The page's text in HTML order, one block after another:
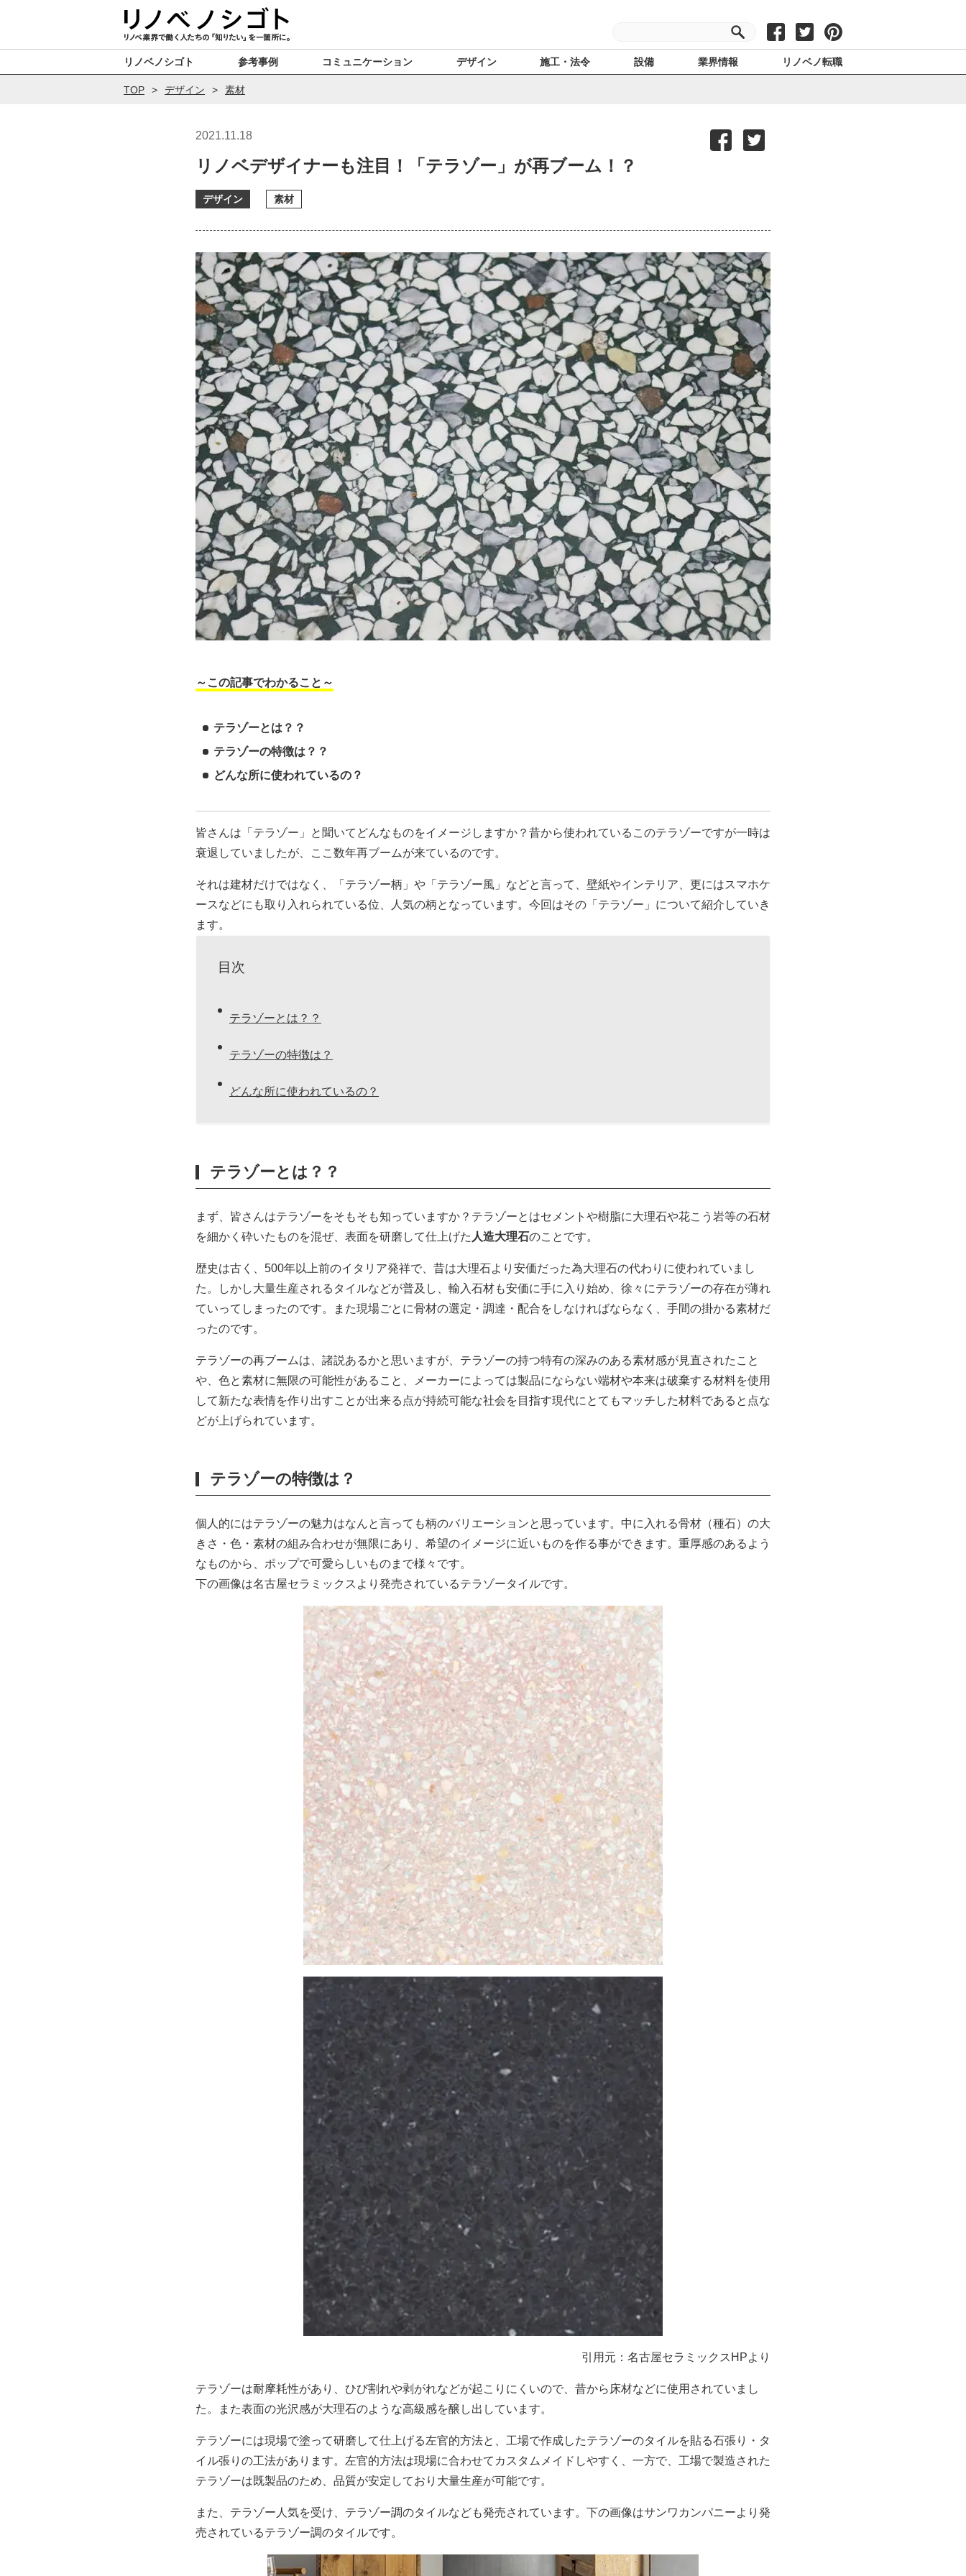
リノベノシゴト 参考事例 コミュニケーション デザイン 施工・法令 設備 業界情報 リノベノ転職
TOP デザイン 素材
2021.11.18
リノベデザイナーも注目！「テラゾー」が再ブーム！？
デザイン 素材
～この記事でわかること～
テラゾーとは？？
テラゾーの特徴は？？
どんな所に使われているの？
皆さんは「テラゾー」と聞いてどんなものをイメージしますか？昔から使われているこのテラゾーですが一時は
衰退していましたが、ここ数年再ブームが来ているのです。
それは建材だけではなく、「テラゾー柄」や「テラゾー風」などと言って、壁紙やインテリア、更にはスマホケ
ースなどにも取り入れられている位、人気の柄となっています。今回はその「テラゾー」について紹介していき
ます。
目次
テラゾーとは？？
テラゾーの特徴は？
どんな所に使われているの？
テラゾーとは？？
まず、皆さんはテラゾーをそもそも知っていますか？テラゾーとはセメントや樹脂に大理石や花こう岩等の石材
を細かく砕いたものを混ぜ、表面を研磨して仕上げた 人造大理石のことです。
歴史は古く、500年以上前のイタリア発祥で、昔は大理石より安価だった為大理石の代わりに使われていまし
た。しかし大量生産されるタイルなどが普及し、輸入石材も安価に手に入り始め、徐々にテラゾーの存在が薄れ
ていってしまったのです。また現場ごとに骨材の選定・調達・配合をしなければならなく、手間の掛かる素材だ
ったのです。
テラゾーの再ブームは、諸説あるかと思いますが、テラゾーの持つ特有の深みのある素材感が見直されたこと
や、色と素材に無限の可能性があること、メーカーによっては製品にならない端材や本来は破棄する材料を使用
して新たな表情を作り出すことが出来る点が持続可能な社会を目指す現代にとてもマッチした材料であると点な
どが上げられています。
テラゾーの特徴は？
個人的にはテラゾーの魅力はなんと言っても柄のバリエーションと思っています。中に入れる骨材（種石）の大
きさ・色・素材の組み合わせが無限にあり、希望のイメージに近いものを作る事ができます。重厚感のあるよう
なものから、ポップで可愛らしいものまで様々です。
下の画像は名古屋セラミックスより発売されているテラゾータイルです。
引用元：名古屋セラミックスHPより
テラゾーは耐摩耗性があり、ひび割れや剥がれなどが起こりにくいので、昔から床材などに使用されていまし
た。また表面の光沢感が大理石のような高級感を醸し出しています。
テラゾーには現場で塗って研磨して仕上げる左官的方法と、工場で作成したテラゾーのタイルを貼る石張り・タ
イル張りの工法があります。左官的方法は現場に合わせてカスタムメイドしやすく、一方で、工場で製造された
テラゾーは既製品のため、品質が安定しており大量生産が可能です。
また、テラゾー人気を受け、テラゾー調のタイルなども発売されています。下の画像はサンワカンパニーより発
売されているテラゾー調のタイルです。